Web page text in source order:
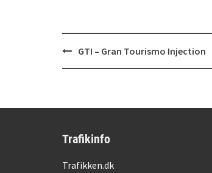
PostGTI – Gran Tourismo Injection
Trafikinfo
Trafikken.dk